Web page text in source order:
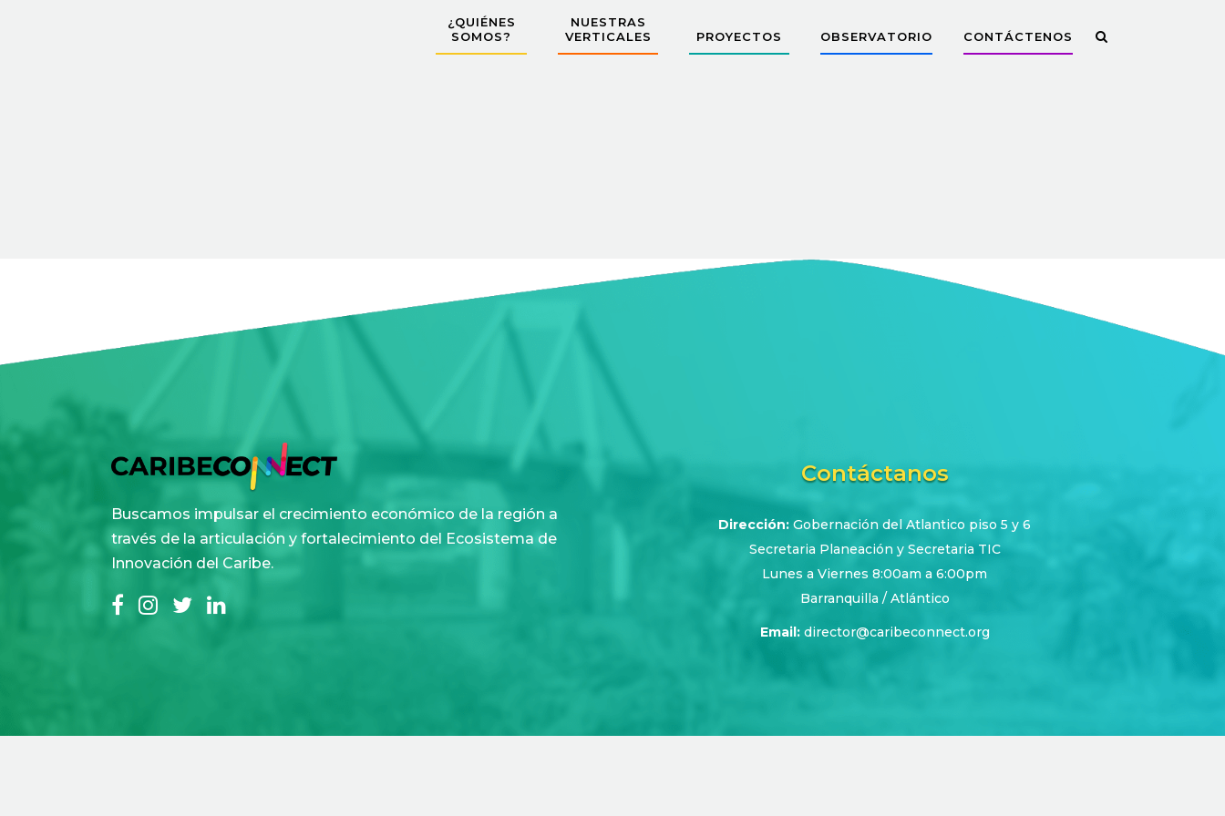
¿QUIÉNES
SOMOS?
NUESTRAS
VERTICALES
PROYECTOS OBSERVATORIO CONTÁCTENOS
Buscamos impulsar el crecimiento económico de la región a
través de la articulación y fortalecimiento del Ecosistema de
Innovación del Caribe.
Contáctanos
Dirección: Gobernación del Atlantico piso 5 y 6
Secretaria Planeación y Secretaria TIC
Lunes a Viernes 8:00am a 6:00pm
Barranquilla / Atlántico
Email: director@caribeconnect.org